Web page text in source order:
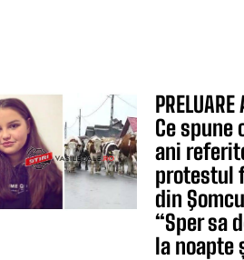
Ce spune
ani
protestul
din
“Sper sa
la noapte